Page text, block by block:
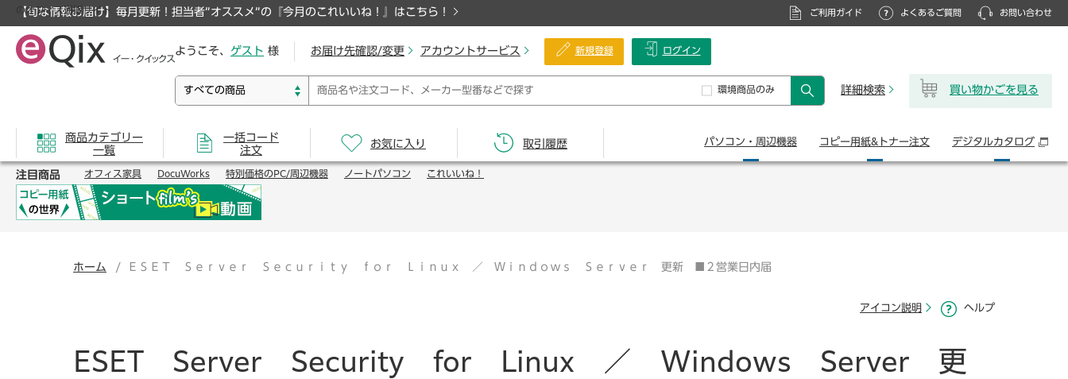
【旬な情報お届け】毎月更新！担当者”オススメ”の『今月のこれいいね！』はこちら！ ご利用ガイド よくあるご質問 お問い合わせ
のオフィス通販サイト
ようこそ、 ゲスト 様 お届け先確認/変更 アカウントサービス 新規登録 ログイン
環境商品のみ
検索
詳細検索 買い物かごを見る
商品カテゴリー
一覧
一括コード
注文
お気に入り 取引履歴 パソコン・ 周辺機器 コピー用紙& トナー注文 デジタルカタログ
注目商品 オフィス家具 DocuWorks 特別価格のPC/周辺機器 ノートパソコン これいいね！
ホーム ＥＳＥＴ Ｓｅｒｖｅｒ Ｓｅｃｕｒｉｔｙ ｆｏｒ Ｌｉｎｕｘ ／ Ｗｉｎｄｏｗｓ Ｓｅｒｖｅｒ 更新 ■２営業日内届
アイコン説明 ヘルプ
ESET Server Security for Linux ／ Windows Server 更